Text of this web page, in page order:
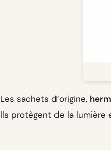
Les sachets d’origine,
Ils protègent de la lumière